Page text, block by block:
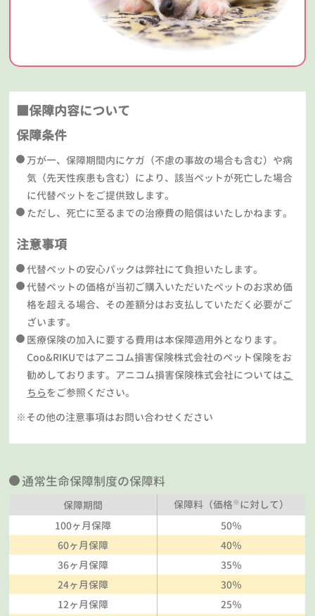
■保障内容について
保障条件
万が一、保障期間内にケガ（不慮の事故の場合も含む）や病
気（先天性疾患も含む）により、該当ペットが死亡した場合
に代替ペットをご提供致します。
ただし、死亡に至るまでの治療費の賠償はいたしかねます。
注意事項
代替ペットの安心パックは弊社にて負担いたします。
代替ペットの価格が当初ご購入いただいたペットのお求め価
格を超える場合、その差額分はお支払していただく必要がご
ざいます。
医療保険の加入に要する費用は本保障適用外となります。
Coo&RIKUではアニコム損害保険株式会社のペット保険をお
勧めしております。アニコム損害保険株式会社についてはこ
ちらをご参照ください。
※その他の注意事項はお問い合わせください
通常生命保障制度の保障料
保障期間 保障料（価格※に対して）
100ヶ月保障
50％
60ヶ月保障
40％
36ヶ月保障
35％
24ヶ月保障
30％
12ヶ月保障
25％